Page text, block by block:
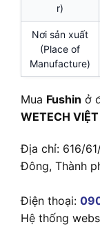
r)
Nơi sản xuất
(Place of
Manufacture)
Mua Fushin ở
WETECH VIỆT
Địa chỉ: 616/
Đông, Thành
Điện thoại:
Hệ thống